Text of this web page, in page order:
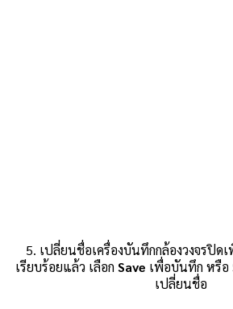
5. เปลี่ยนชื่อเครื่องบันทึกกล้องวงจรปิดเ
เรียบร้อยแล้ว เลือก Save เพื่อบันทึก หรือ
เปลี่ยนชื่อ